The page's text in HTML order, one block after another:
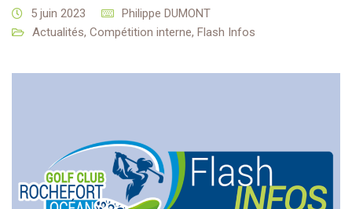
5 juin 2023
Philippe DUMONT
Actualités, Compétition interne, Flash Infos